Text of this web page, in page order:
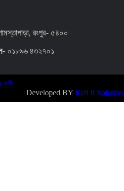
রংপুর- ৫৪০০
- ০১৮৯৬ ৪৩২৭০১
Developed BY Rafi It Solution